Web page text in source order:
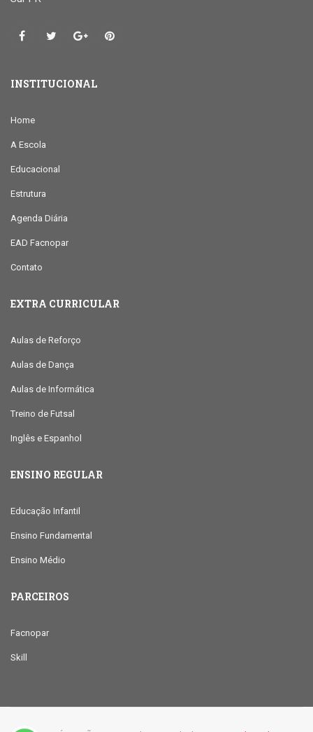
INSTITUCIONAL
Home
A Escola
Educacional
Estrutura
Agenda Diária
EAD Facnopar
Contato
EXTRA CURRICULAR
Aulas de Reforço
Aulas de Dança
Aulas de Informática
Treino de Futsal
Inglês e Espanhol
ENSINO REGULAR
Educação Infantil
Ensino Fundamental
Ensino Médio
PARCEIROS
Facnopar
Skill